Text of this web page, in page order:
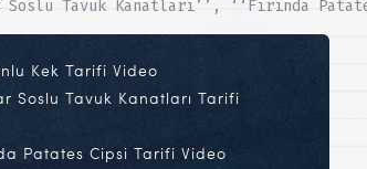
Soslu Tavuk Kanatları’’, ‘‘Fırında
Kek Tarifi Video
Soslu Tavuk Kanatları Tarifi
Patates Cipsi Tarifi Video